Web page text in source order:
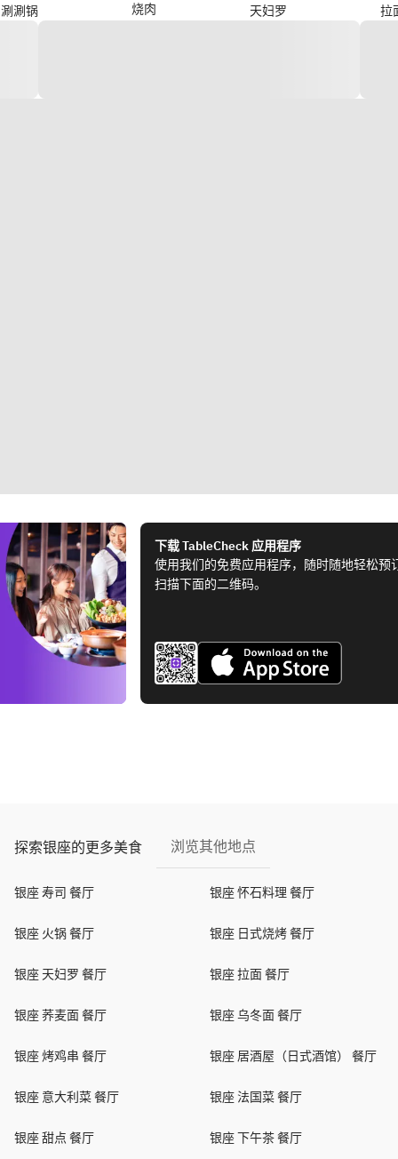
涮涮锅 烧肉 天妇罗 拉
下载 TableCheck 应用程序
使用我们的免费应用程序，随时随地轻松预
扫描下面的二维码。
探索银座的更多美食 浏览其他地点
银座 寿司 餐厅 银座 怀石料理 餐厅
银座 火锅 餐厅 银座 日式烧烤 餐厅
银座 天妇罗 餐厅 银座 拉面 餐厅
银座 荞麦面 餐厅 银座 乌冬面 餐厅
银座 烤鸡串 餐厅 银座 居酒屋（日式酒馆） 餐厅
银座 意大利菜 餐厅 银座 法国菜 餐厅
银座 甜点 餐厅 银座 下午茶 餐厅